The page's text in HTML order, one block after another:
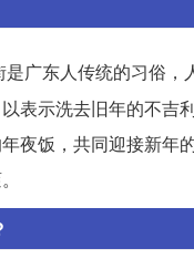
是广东人传统的习俗，
表示洗去旧年的不
夜饭，共同迎接新